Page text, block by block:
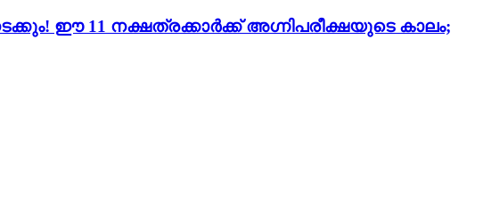
ഈ 11 നക്ഷത്രക്കാർക്ക് അഗ്നിപരീക്ഷയുടെ കാലം;